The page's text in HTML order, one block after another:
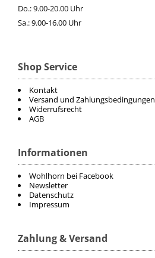
Do.: 9.00-20.00 Uhr
Sa.: 9.00-16.00 Uhr
Shop Service
Kontakt
Versand und Zahlungsbedingungen
Widerrufsrecht
AGB
Informationen
Wohlhorn bei Facebook
Newsletter
Datenschutz
Impressum
Zahlung & Versand